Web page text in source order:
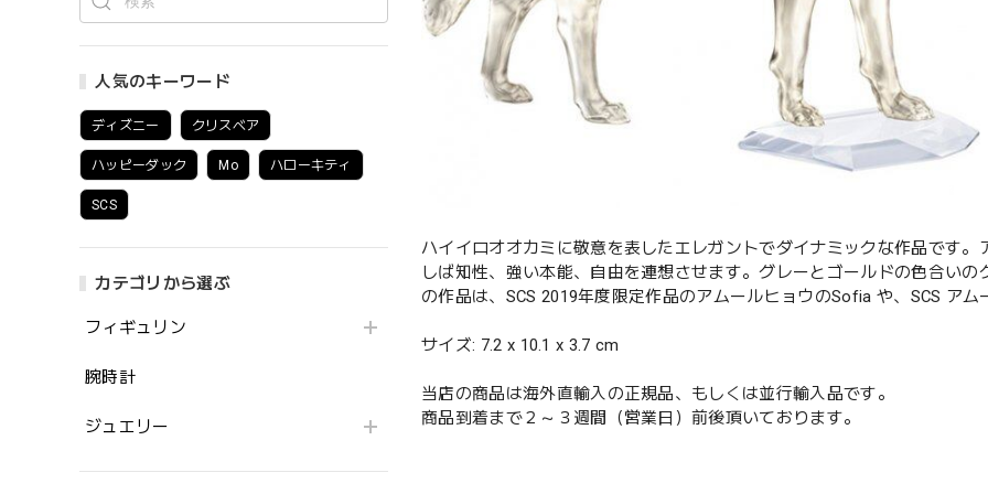
人気のキーワード
ディズニー クリスベア
ハッピーダック Mo ハローキティ
SCS
カテゴリから選ぶ
フィギュリン
腕時計
ジュエリー
ハイイロオオカミに敬意を表したエレガントでダイナミックな作品です
しば知性、強い本能、自由を連想させます。グレーとゴールドの色合い
の作品は、SCS 2019年度限定作品のアムールヒョウのSofia や、SCS ア
サイズ: 7.2 x 10.1 x 3.7 cm
当店の商品は海外直輸入の正規品、もしくは並行輸入品です。
商品到着まで２～３週間（営業日）前後頂いております。